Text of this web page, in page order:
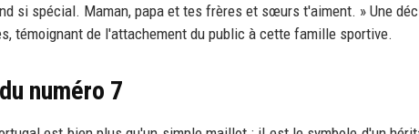
si spécial. Maman, papa et tes frères et sœurs t'aiment. » Une
témoignant de l'attachement du public à cette famille sportive.
numéro 7